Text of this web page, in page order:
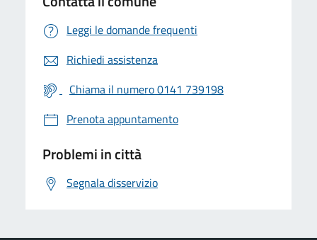
Leggi le domande frequenti
Richiedi assistenza
Chiama il numero 0141 739198
Prenota appuntamento
Problemi in città
Segnala disservizio